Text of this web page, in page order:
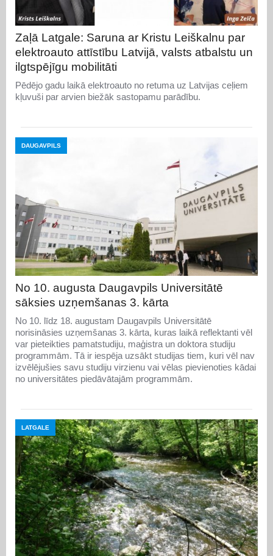
Zaļā Latgale: Saruna ar Kristu Leiškalnu par
elektroauto attīstību Latvijā, valsts atbalstu un
ilgtspējīgu mobilitāti
Pēdējo gadu laikā elektroauto no retuma uz Latvijas ceļiem
kļuvuši par arvien biežāk sastopamu parādību.
DAUGAVPILS
No 10. augusta Daugavpils Universitātē
sāksies uzņemšanas 3. kārta
No 10. līdz 18. augustam Daugavpils Universitātē
norisināsies uzņemšanas 3. kārta, kuras laikā reflektanti vēl
var pieteikties pamatstudiju, maģistra un doktora studiju
programmām. Tā ir iespēja uzsākt studijas tiem, kuri vēl nav
izvēlējušies savu studiju virzienu vai vēlas pievienoties kādai
no universitātes piedāvātajām programmām.
LATGALE